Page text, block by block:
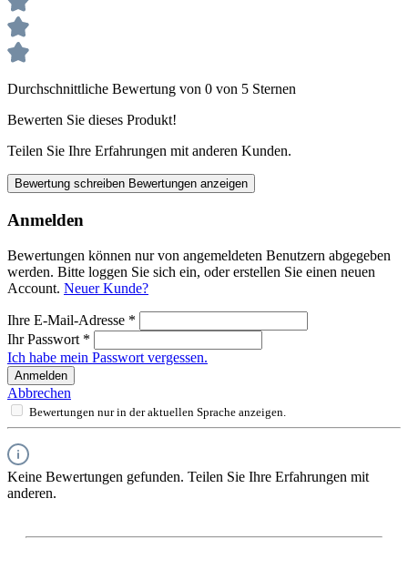
Durchschnittliche Bewertung von 0 von 5 Sternen
Bewerten Sie dieses Produkt!
Teilen Sie Ihre Erfahrungen mit anderen Kunden.
Bewertung schreiben Bewertungen anzeigen
Anmelden
Bewertungen können nur von angemeldeten Benutzern abgegeben
werden. Bitte loggen Sie sich ein, oder erstellen Sie einen neuen
Account. Neuer Kunde?
Ihre E-Mail-Adresse *
Ihr Passwort *
Ich habe mein Passwort vergessen.
Anmelden
Abbrechen
Bewertungen nur in der aktuellen Sprache anzeigen.
Keine Bewertungen gefunden. Teilen Sie Ihre Erfahrungen mit
anderen.